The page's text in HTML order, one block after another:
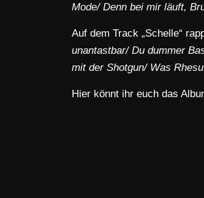
Mode/ Denn bei mir läuft,
Auf dem Track „Schelle“
unantastbar/ Du dummer
mit der Shotgun/ Was
Hier könnt ihr euch das